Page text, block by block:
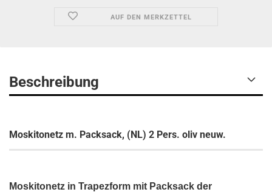
AUF DEN MERKZETTEL
Beschreibung
Moskitonetz m. Packsack, (NL) 2 Pers. oliv neuw.
Moskitonetz in Trapezform mit Packsack der